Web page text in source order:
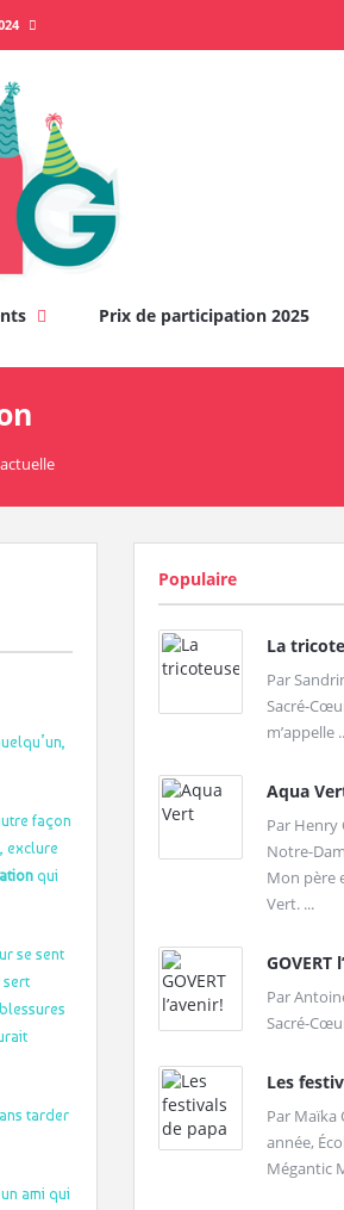
Prix de participation 2025
façon
exclure
qui
se sent
sert
tarder
ami qui
Populaire
La
Par
Sacré-
m’appelle
Aqua
Par Henry
Notre-
Mon père
Vert. ...
GOVERT
Par
Sacré-
Les
Par Maïka
année,
Mégantic